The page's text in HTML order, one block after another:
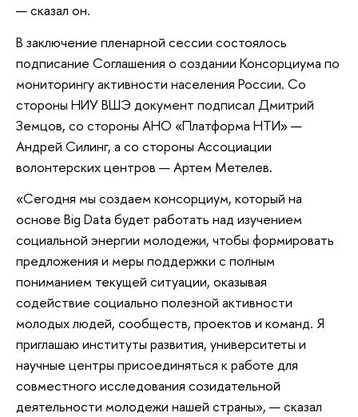
— сказал он.
В заключение пленарной сессии состоялось
подписание Соглашения о создании Консорциума по
мониторингу активности населения России. Со
стороны НИУ ВШЭ документ подписал Дмитрий
Земцов, со стороны АНО «Платформа НТИ» —
Андрей Силинг, а со стороны Ассоциации
волонтерских центров — Артем Метелев.
«Сегодня мы создаем консорциум, который на
основе Big Data будет работать над изучением
социальной энергии молодежи, чтобы формировать
предложения и меры поддержки с полным
пониманием текущей ситуации, оказывая
содействие социально полезной активности
молодых людей, сообществ, проектов и команд. Я
приглашаю институты развития, университеты и
научные центры присоединяться к работе для
совместного исследования созидательной
деятельности молодежи нашей страны», — сказал